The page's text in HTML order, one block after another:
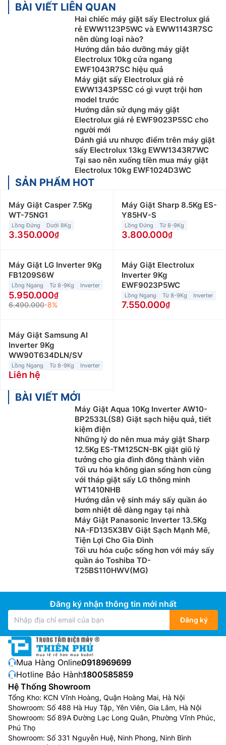
BÀI VIẾT LIÊN QUAN
Hai chiếc máy giặt sấy Electrolux giá
rẻ EWW1123P5WC và EWW1143R7SC
nên dùng loại nào?
Hướng dẫn bảo dưỡng máy giặt
Electrolux 10kg cửa ngang
EWF1043R7SC hiệu quả
Máy giặt sấy Electrolux giá rẻ
EWW1343P5SC có gì vượt trội hơn
model trước
Hướng dẫn sử dụng máy giặt
Electrolux giá rẻ EWF9023P5SC cho
người mới
Đánh giá ưu nhược điểm trên máy giặt
sấy Electrolux 13kg EWW1343R7WC
Tại sao nên xuống tiền mua máy giặt
Electrolux 10kg EWF1024D3WC
SẢN PHẨM HOT
Máy Giặt Casper 7.5Kg
WT-75NG1
Lồng Đứng Dưới 8Kg
3.350.000
Máy Giặt Sharp 8.5Kg ES-
Y85HV-S
Lồng Đứng Từ 8-9Kg
3.800.000
Máy Giặt LG Inverter 9Kg
FB1209S6W
Lồng Ngang Từ 8-9Kg Inverter
5.950.000
6.490.000-8%
Máy Giặt Electrolux
Inverter 9Kg
EWF9023P5WC
Lồng Ngang Từ 8-9Kg Inverter
7.550.000
Máy Giặt Samsung AI
Inverter 9Kg
WW90T634DLN/SV
Lồng Ngang Từ 8-9Kg Inverter
Liên hệ
BÀI VIẾT MỚI
Máy Giặt Aqua 10Kg Inverter AW10-
BP2533L(S8) Giặt sạch hiệu quả, tiết
kiệm điện
Những lý do nên mua máy giặt Sharp
12.5Kg ES-TM125CN-BK giặt giũ lý
tưởng cho gia đình đông thành viên
Tối ưu hóa không gian sống hơn cùng
với tháp giặt sấy LG thông minh
WT1410NHB
Hướng dẫn vệ sinh máy sấy quần áo
bơm nhiệt dễ dàng ngay tại nhà
Máy Giặt Panasonic Inverter 13.5Kg
NA-FD135X3BV Giặt Sạch Mạnh Mẽ,
Tiện Lợi Cho Gia Đình
Tối ưu hóa cuộc sống hơn với máy sấy
quần áo Toshiba TD-
T25BS110HWV(MG)
Đăng ký nhận thông tin mới nhất
Đăng ký
Mua Hàng Online:0918969699
Hotline Bảo Hành:1800585859
Hệ Thống Showroom
Tổng Kho: KCN Vĩnh Hoàng, Quận Hoàng Mai, Hà Nội
Showroom: Số 488 Hà Huy Tập, Yên Viên, Gia Lâm, Hà Nội
Showroom: Số 89A Đường Lạc Long Quân, Phường Vĩnh Phúc,
Phú Thọ
Showroom: Số 331 Nguyễn Huệ, Ninh Phong, Ninh Bình